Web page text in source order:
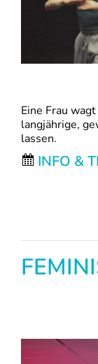
Eine Frau
langjährige,
lassen.
INFO &